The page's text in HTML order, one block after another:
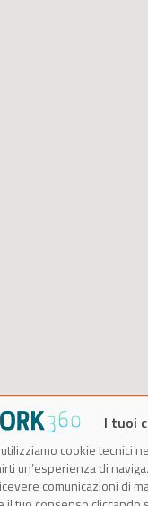
I tuoi
cookie tecnici
un’esperienza di
comunicazioni di